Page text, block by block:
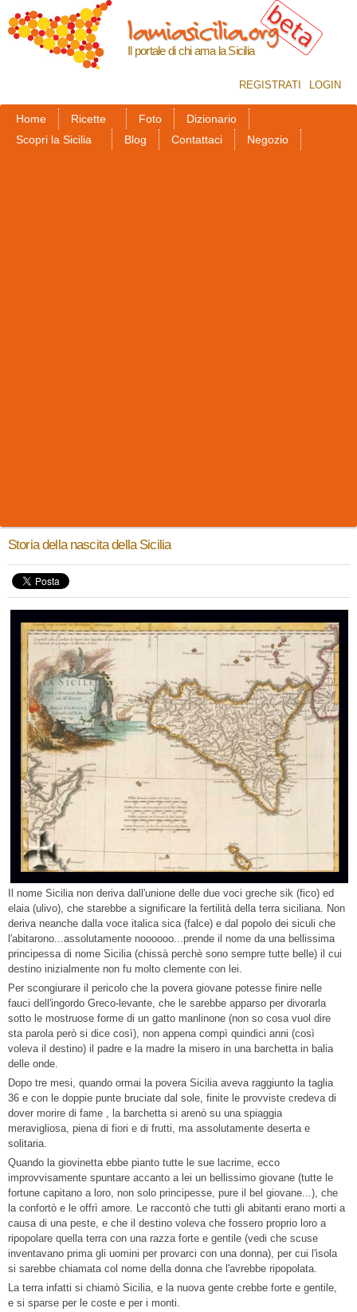
contenuto
principale
lamiasicilia.org
Il portale di chi ama la Sicilia
REGISTRATI LOGIN
Home Ricette Foto
Dizionario
Scopri la Sicilia
Blog Contattaci Negozio
Storia della nascita della Sicilia
Il nome Sicilia non deriva dall'unione delle due voci greche sik (fico) ed
elaia (ulivo), che starebbe a significare la fertilità della terra siciliana. Non
deriva neanche dalla voce italica sica (falce) e dal popolo dei siculi che
l'abitarono...assolutamente noooooo...prende il nome da una bellissima
principessa di nome Sicilia (chissà perchè sono sempre tutte belle) il cui
destino inizialmente non fu molto clemente con lei.
Per scongiurare il pericolo che la povera giovane potesse finire nelle
fauci dell'ingordo Greco-levante, che le sarebbe apparso per divorarla
sotto le mostruose forme di un gatto manlinone (non so cosa vuol dire
sta parola però si dice così), non appena compì quindici anni (così
voleva il destino) il padre e la madre la misero in una barchetta in balia
delle onde.
Dopo tre mesi, quando ormai la povera Sicilia aveva raggiunto la taglia
36 e con le doppie punte bruciate dal sole, finite le provviste credeva di
dover morire di fame , la barchetta si arenò su una spiaggia
meravigliosa, piena di fiori e di frutti, ma assolutamente deserta e
solitaria.
Quando la giovinetta ebbe pianto tutte le sue lacrime, ecco
improvvisamente spuntare accanto a lei un bellissimo giovane (tutte le
fortune capitano a loro, non solo principesse, pure il bel giovane...), che
la confortò e le offrì amore. Le raccontò che tutti gli abitanti erano morti a
causa di una peste, e che il destino voleva che fossero proprio loro a
ripopolare quella terra con una razza forte e gentile (vedi che scuse
inventavano prima gli uomini per provarci con una donna), per cui l'isola
si sarebbe chiamata col nome della donna che l'avrebbe ripopolata.
La terra infatti si chiamò Sicilia, e la nuova gente crebbe forte e gentile,
e si sparse per le coste e per i monti.